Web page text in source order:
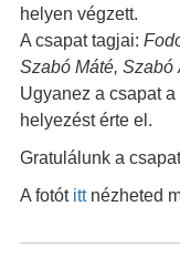
helyen végzett.
A csapat tagjai:
Szabó Máté, Szabó
Ugyanez a csapat
helyezést érte el.
Gratulálunk a
A fotót ittnézheted